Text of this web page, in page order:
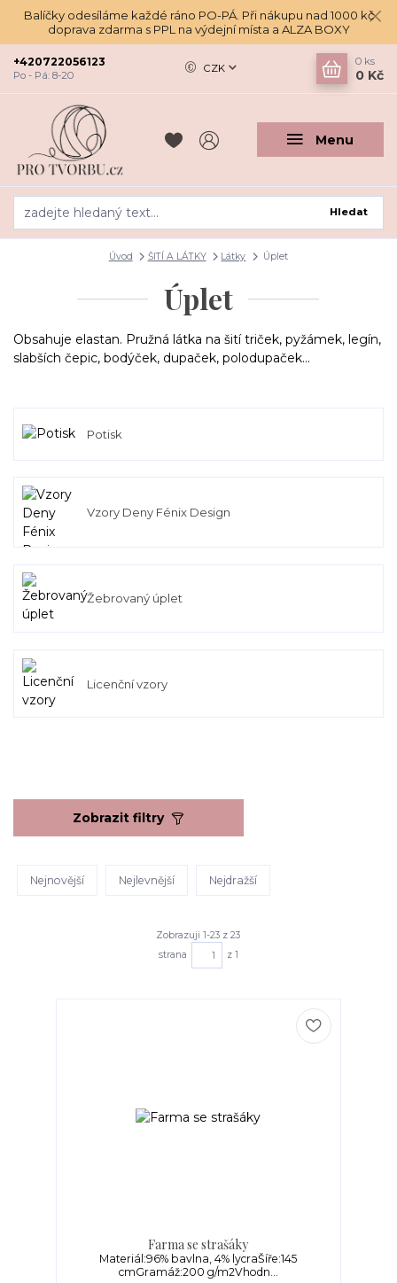
Balíčky odesíláme každé ráno PO-PÁ. Při nákupu nad 1000 kč
doprava zdarma s PPL na výdejní místa a ALZA BOXY
Menu
CZK
Hledat
+420722056123
Po - Pá: 8-20
0 ks
0 Kč
Úvod ŠITÍ A LÁTKY Látky Úplet
Úplet
Obsahuje elastan. Pružná látka na šití triček, pyžámek, legín,
slabších čepic, bodýček, dupaček, polodupaček...
Potisk
Vzory Deny Fénix Design
Žebrovaný úplet
Licenční vzory
Zobrazit filtry
Nejnovější Nejlevnější Nejdražší
Zobrazuji 1-23 z 23
strana
z 1
Farma se strašáky
Materiál:96% bavlna, 4% lycraŠíře:145
cmGramáž:200 g/m2Vhodn...